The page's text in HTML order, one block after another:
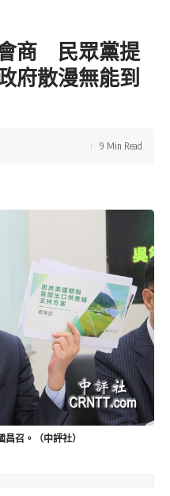
商 民眾黨提
府散漫無能到
9 Min Read
召。（中評社）